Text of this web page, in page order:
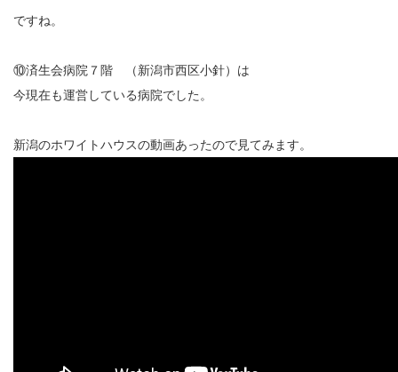
ですね。
⑩済生会病院７階 （新潟市西区小針）は
今現在も運営している病院でした。
新潟のホワイトハウスの動画あったので見てみます。